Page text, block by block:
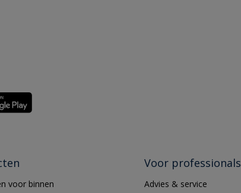
voor binnen
Voor professionals
Advies & service